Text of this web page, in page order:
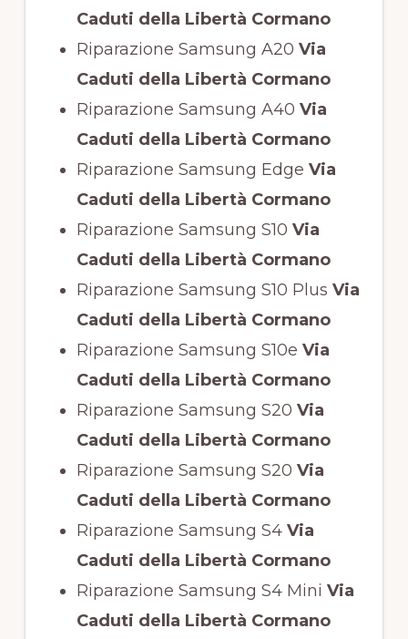
Caduti della Libertà Cormano
Riparazione Samsung A20 Via
Caduti della Libertà Cormano
Riparazione Samsung A40 Via
Caduti della Libertà Cormano
Riparazione Samsung Edge Via
Caduti della Libertà Cormano
Riparazione Samsung S10 Via
Caduti della Libertà Cormano
Riparazione Samsung S10 Plus Via
Caduti della Libertà Cormano
Riparazione Samsung S10e Via
Caduti della Libertà Cormano
Riparazione Samsung S20 Via
Caduti della Libertà Cormano
Riparazione Samsung S20 Via
Caduti della Libertà Cormano
Riparazione Samsung S4Via
Caduti della Libertà Cormano
Riparazione Samsung S4 Mini Via
Caduti della Libertà Cormano